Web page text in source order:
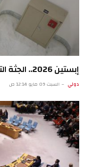
إبستين 2026.. الجثة التي لا تزال تتحدث
دولي السبت 09 مايو 12:14 ص